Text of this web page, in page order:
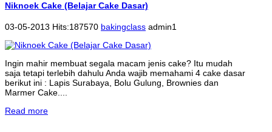
Niknoek Cake (Belajar Cake Dasar)
03-05-2013 Hits:187570 bakingclass admin1
Ingin mahir membuat segala macam jenis cake? Itu mudah
saja tetapi terlebih dahulu Anda wajib memahami 4 cake dasar
berikut ini : Lapis Surabaya, Bolu Gulung, Brownies dan
Marmer Cake....
Read more